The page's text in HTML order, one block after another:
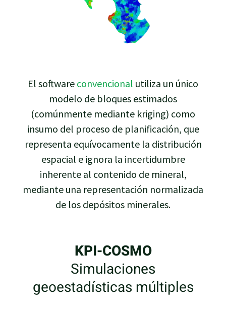
El software convencional utiliza un único
modelo de bloques estimados
(comúnmente mediante kriging) como
insumo del proceso de planificación, que
representa equívocamente la distribución
espacial e ignora la incertidumbre
inherente al contenido de mineral,
mediante una representación normalizada
de los depósitos minerales.
KPI-COSMO
Simulaciones
geoestadísticas múltiples